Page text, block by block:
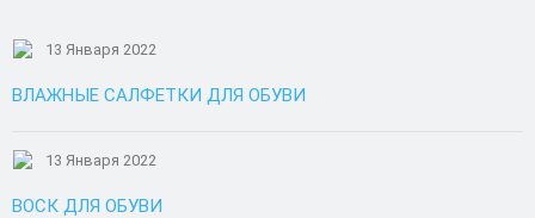
13 Января 2022
ВЛАЖНЫЕ САЛФЕТКИ ДЛЯ ОБУВИ
13 Января 2022
ВОСК ДЛЯ ОБУВИ